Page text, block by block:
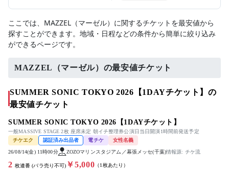
ここでは、MAZZEL（マーゼル）に関するチケットを最安値から
探すことができます。地域・日程などの条件から簡単に絞り込み
ができるページです。
MAZZEL（マーゼル）の最安値チケット
SUMMER SONIC TOKYO 2026【1DAYチケット】の
最安値チケット
SUMMER SONIC TOKYO 2026【1DAYチケット】
一般MASSIVE STAGE 2枚 座席未定 朝イチ整理券公演日当日開演1時間前発送予定
チケエク
認証済み出品者 電チケ 女性名義
26/08/14(金) 11時00分 ZOZOマリンスタジアム／幕張メッセ(千葉)情報源: チケ流
2 枚連番 (バラ売り不可) ￥5,000 （1枚あたり）